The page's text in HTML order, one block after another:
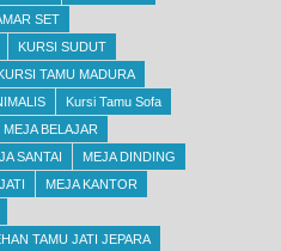
SET
KURSI SUDUT
TAMU MADURA
Kursi Tamu Sofa
MEJA BELAJAR
SANTAI
MEJA DINDING
MEJA KANTOR
TAMU JATI JEPARA